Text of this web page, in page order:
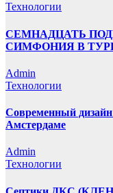
Технологии
СЕМНАДЦАТЬ
СИМФОНИЯ В
Admin
Технологии
Современный
Амстердаме
Admin
Технологии